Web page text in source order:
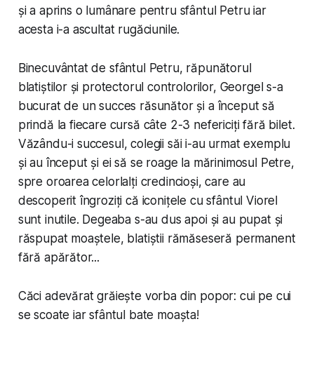
și a aprins o lumânare pentru sfântul Petru iar
acesta i-a ascultat rugăciunile.
Binecuvântat de sfântul Petru, răpunătorul
blatiștilor și protectorul controlorilor, Georgel s-a
bucurat de un succes răsunător și a început să
prindă la fiecare cursă câte 2-3 nefericiți fără bilet.
Văzându-i succesul, colegii săi i-au urmat exemplu
și au început și ei să se roage la mărinimosul Petre,
spre oroarea celorlalți credincioși, care au
descoperit îngroziți că iconițele cu sfântul Viorel
sunt inutile. Degeaba s-au dus apoi și au pupat și
răspupat moaștele, blatiștii rămăseseră permanent
fără apărător...
Căci adevărat grăiește vorba din popor: cui pe cui
se scoate iar sfântul bate moașta!